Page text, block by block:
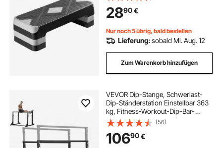
Oberflächenbank für Heim-
Fitnessstudio Cardio-Krafttraining
Grau
2890€
Nur noch 5 übrig, bald bestellen
Lieferung:sobald Mi. Aug. 12
Zum Warenkorb hinzufügen
VEVOR Dip-Stange, Schwerlast-
Dip-Ständerstation Einstellbar 363
kg, Fitness-Workout-Dip-Bar-
Station Stabilisator Parallette
Liegestützständer, Parallelbarren für
Krafttraining im Heim-Fitnessstudio
(56)
10690€